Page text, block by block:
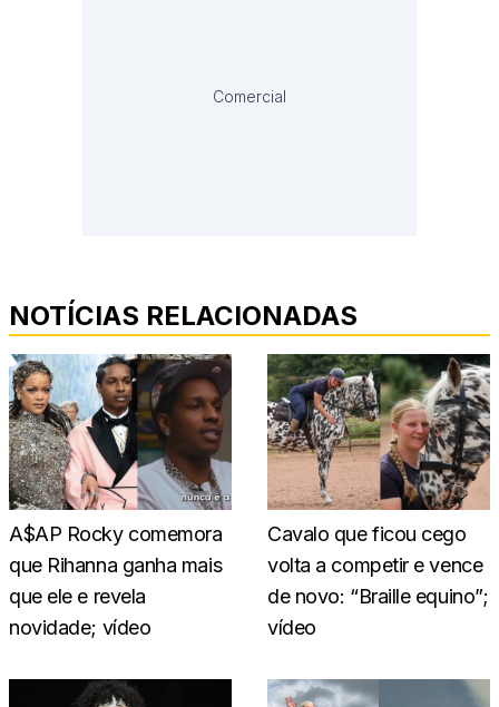
Comercial
NOTÍCIAS RELACIONADAS
A$AP Rocky comemora
que Rihanna ganha mais
que ele e revela
novidade; vídeo
Cavalo que ficou cego
volta a competir e vence
de novo: “Braille equino”;
vídeo